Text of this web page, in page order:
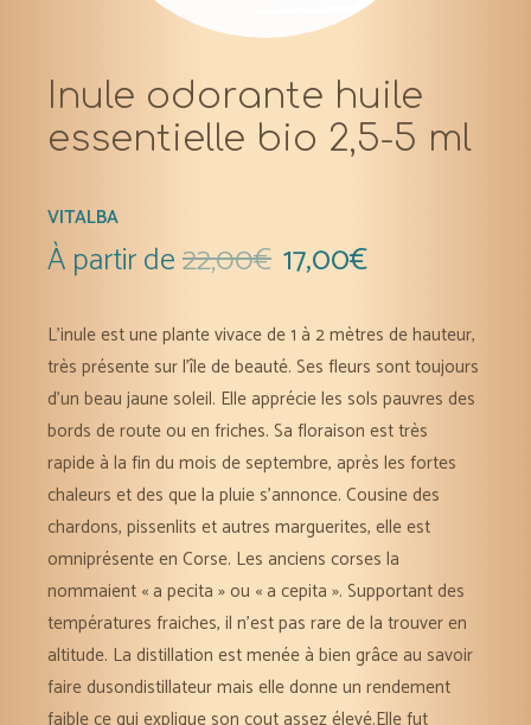
Inule odorante huile
essentielle bio 2,5-5 ml
VITALBA
À partir de22,00€ 17,00€
L’inule est une plante vivace de 1 à 2 mètres de hauteur,
très présente sur l’île de beauté. Ses fleurs sont toujours
d’un beau jaune soleil. Elle apprécie les sols pauvres des
bords de route ou en friches. Sa floraison est très
rapide à la fin du mois de septembre, après les fortes
chaleurs et des que la pluie s’annonce. Cousine des
chardons, pissenlits et autres marguerites, elle est
omniprésente en Corse. Les anciens corses la
nommaient « a pecita » ou « a cepita ». Supportant des
températures fraiches, il n’est pas rare de la trouver en
altitude. La distillation est menée à bien grâce au savoir
faire dusondistillateur mais elle donne un rendement
faible ce qui explique son cout assez élevé.Elle fut